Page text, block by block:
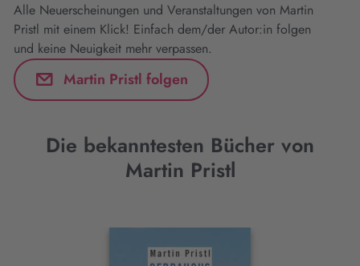
Alle Neuerscheinungen und Veranstaltungen von Martin
Pristl mit einem Klick! Einfach dem/der Autor:in folgen
und keine Neuigkeit mehr verpassen.
Martin Pristl folgen
Die bekanntesten Bücher von
Martin Pristl